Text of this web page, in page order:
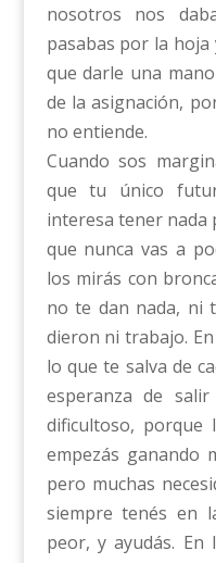
nosotros nos
pasabas por la
que darle una
de la asignación,
no entiende.
Cuando sos
que tu único
interesa tener nada
que nunca vas a
los mirás con
no te dan nada, ni
dieron ni trabajo.
lo que te salva de
esperanza de
dificultoso, porque
empezás ganando
pero muchas
siempre tenés en
peor, y ayudás. En